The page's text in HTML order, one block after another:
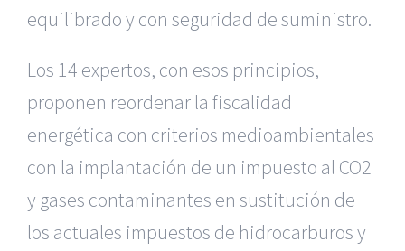
equilibrado y con seguridad de suministro.
Los 14 expertos, con esos principios,
proponen reordenar la fiscalidad
energética con criterios medioambientales
con la implantación de un impuesto al CO2
y gases contaminantes en sustitución de
los actuales impuestos de hidrocarburos y